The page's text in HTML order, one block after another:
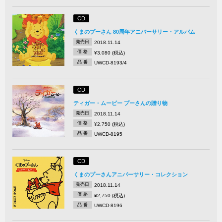
CD
くまのプーさん 80周年アニバーサリー・アルバム
発売日 2018.11.14
価 格 ¥3,080 (税込)
品 番 UWCD-8193/4
CD
ティガー・ムービー プーさんの贈り物
発売日 2018.11.14
価 格 ¥2,750 (税込)
品 番 UWCD-8195
CD
くまのプーさんアニバーサリー・コレクション
発売日 2018.11.14
価 格 ¥2,750 (税込)
品 番 UWCD-8196